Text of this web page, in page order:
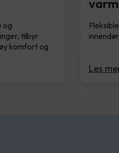
og
tilbyr
komfort og
Les